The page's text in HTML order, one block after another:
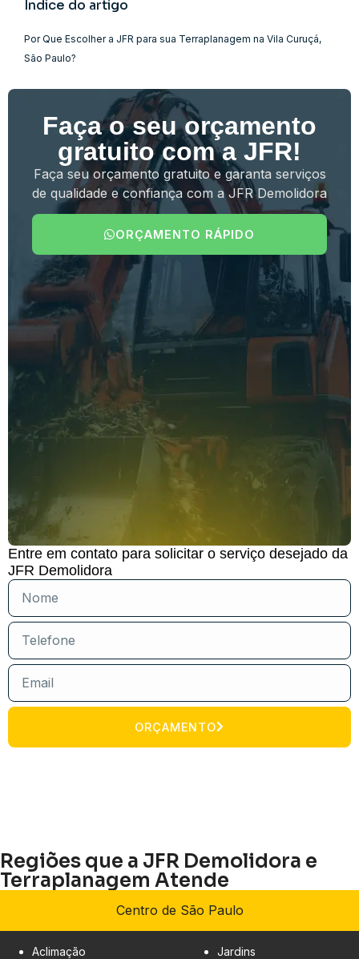
Índice do artigo
Por Que Escolher a JFR para sua Terraplanagem na Vila Curuçá,
São Paulo?
Faça o seu orçamento
gratuito com a JFR!
Faça seu orçamento gratuito e garanta serviços
de qualidade e confiança com a JFR Demolidora
ORÇAMENTO RÁPIDO
Entre em contato para solicitar o serviço desejado da
JFR Demolidora
ORÇAMENTO
Regiões que a JFR Demolidora e
Terraplanagem Atende
Centro de São Paulo
Aclimação
Jardins